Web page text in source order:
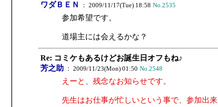
ワダＢＥＮ
： 2009/11/17(Tue) 18:58 No.2535
参加希望です。
道場主には会えるかな？
Re: コミケもあるけどお誕生日オフもね♪
芳之助 ： 2009/11/23(Mon) 01:50 No.2548
えーと、残念なお知らせです。
先生はお仕事が忙しいという事で、参加出